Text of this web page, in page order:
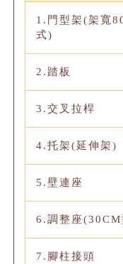
1.門型架(架寬
式)
2.踏板
3.交叉拉桿
4.托架(延伸架)
5.壁連座
6.調整座(30CM
7.腳柱接頭